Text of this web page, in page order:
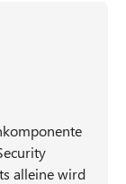
alleine wird